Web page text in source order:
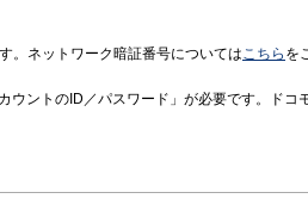
。ネットワーク暗証番号についてはこちら を
ウントのID／パスワード」が必要です。ドコ